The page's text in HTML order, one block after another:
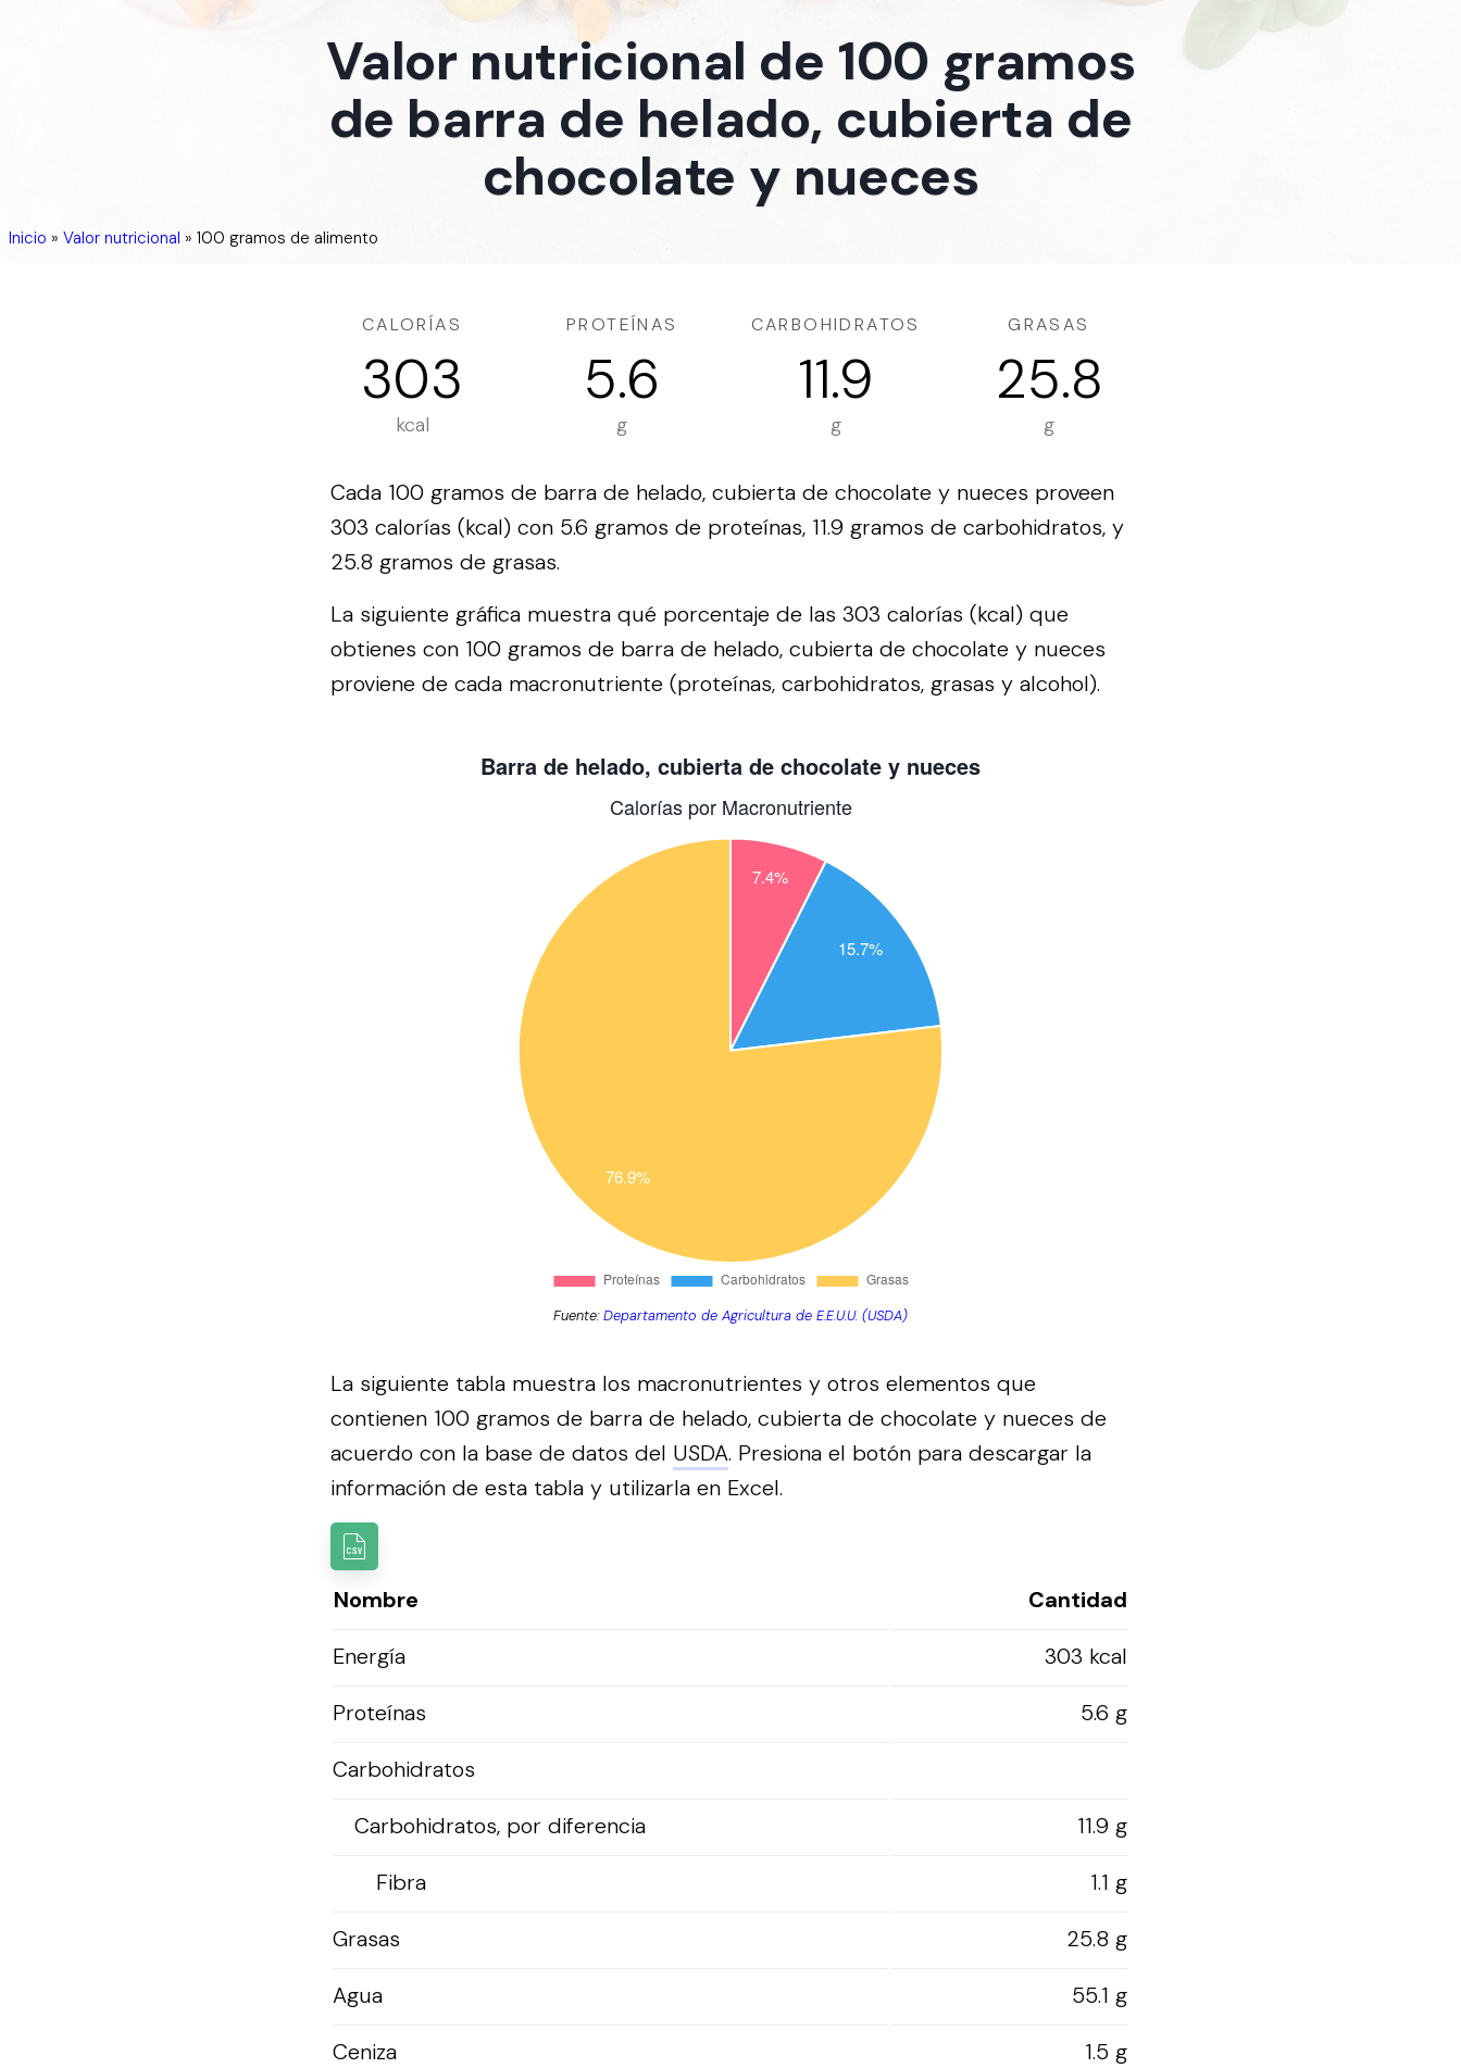
Valor nutricional de 100 gramos
de barra de helado, cubierta de
chocolate y nueces
Inicio » Valor nutricional » 100 gramos de alimento
CALORÍAS
303
kcal
PROTEÍNAS
5.6
g
CARBOHIDRATOS
11.9
g
GRASAS
25.8
g
Cada 100 gramos de barra de helado, cubierta de chocolate y nueces proveen
303 calorías (kcal) con 5.6 gramos de proteínas, 11.9 gramos de carbohidratos, y
25.8 gramos de grasas.
La siguiente gráfica muestra qué porcentaje de las 303 calorías (kcal) que
obtienes con 100 gramos de barra de helado, cubierta de chocolate y nueces
proviene de cada macronutriente (proteínas, carbohidratos, grasas y alcohol).
Fuente:Departamento de Agricultura de E.E.U.U. (USDA)
La siguiente tabla muestra los macronutrientes y otros elementos que
contienen 100 gramos de barra de helado, cubierta de chocolate y nueces de
acuerdo con la base de datos del USDA. Presiona el botón para descargar la
información de esta tabla y utilizarla en Excel.
Nombre
Cantidad
Energía
303 kcal
Proteínas
5.6 g
Carbohidratos
Carbohidratos, por diferencia
11.9 g
Fibra
1.1 g
Grasas
25.8 g
Agua
55.1 g
Ceniza
1.5 g